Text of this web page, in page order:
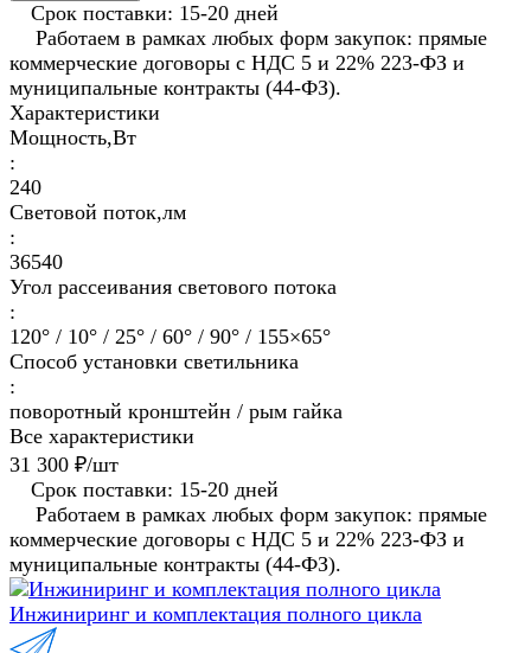
Срок поставки: 15-20 дней
Работаем в рамках любых форм закупок: прямые
коммерческие договоры с НДС 5 и 22% 223-ФЗ и
муниципальные контракты (44-ФЗ).
Характеристики
Мощность,Вт
:
240
Световой поток,лм
:
36540
Угол рассеивания светового потока
:
120° / 10° / 25° / 60° / 90° / 155×65°
Способ установки светильника
:
поворотный кронштейн / рым гайка
Все характеристики
31 300 ₽/шт
Срок поставки: 15-20 дней
Работаем в рамках любых форм закупок: прямые
коммерческие договоры с НДС 5 и 22% 223-ФЗ и
муниципальные контракты (44-ФЗ).
Инжиниринг и комплектация полного цикла